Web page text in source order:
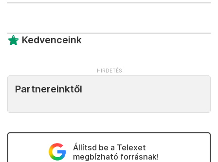
Kedvenceink
Partnereinktől
Állítsd be a Telexet
megbízható forrásnak!